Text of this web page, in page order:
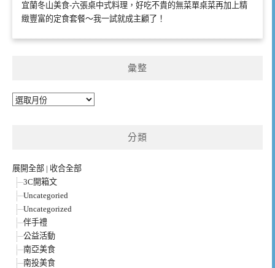
宜蘭冬山美食-六張桌中式料理，好吃不貴的無菜單桌菜再加上精
緻豐富的定食套餐～我一試就成主顧了！
彙整
彙
分類
展開全部 | 收合全部
3C開箱文
Uncategoried
Uncategorized
伴手禮
公益活動
南亞美食
南投美食